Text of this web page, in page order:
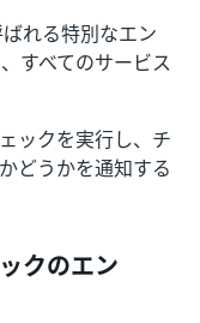
れる特別なエン
すべてのサービス
ックを実行し、チ
どうかを通知する
クのエン